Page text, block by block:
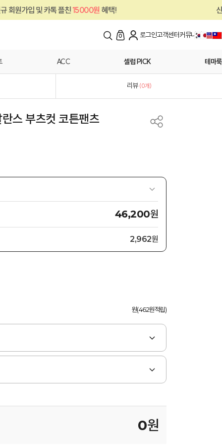
톡 플친15000원혜택! 신규 회원가입 및
0 로그인고객센터커뮤니티
ACC 셀럽 PICK 테마룩
리뷰 (0개)
스 부츠컷 코튼팬츠
46,200원
2,962원
원(462원적립)
0원